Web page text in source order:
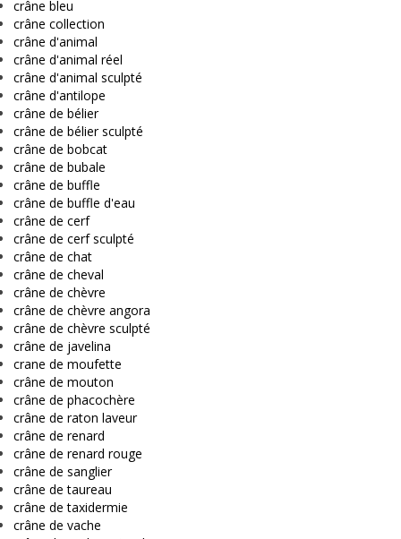
crâne bleu
crâne collection
crâne d'animal
crâne d'animal réel
crâne d'animal sculpté
crâne d'antilope
crâne de bélier
crâne de bélier sculpté
crâne de bobcat
crâne de bubale
crâne de buffle
crâne de buffle d'eau
crâne de cerf
crâne de cerf sculpté
crâne de chat
crâne de cheval
crâne de chèvre
crâne de chèvre angora
crâne de chèvre sculpté
crâne de javelina
crane de moufette
crâne de mouton
crâne de phacochère
crâne de raton laveur
crâne de renard
crâne de renard rouge
crâne de sanglier
crâne de taureau
crâne de taxidermie
crâne de vache